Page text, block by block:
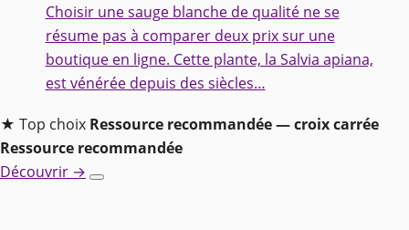
Choisir une sauge blanche de qualité ne se
résume pas à comparer deux prix sur une
boutique en ligne. Cette plante, la Salvia apiana,
est vénérée depuis des siècles…
★ Top choix Ressource recommandée — croix carrée
Ressource recommandée
Découvrir →